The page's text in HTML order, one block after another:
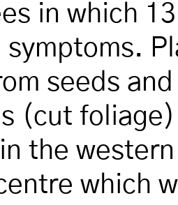
in which
symptoms.
seeds
(cut
the
which